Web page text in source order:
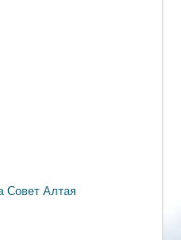
Совет Алтая